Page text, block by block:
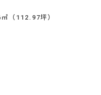
（112.97坪）